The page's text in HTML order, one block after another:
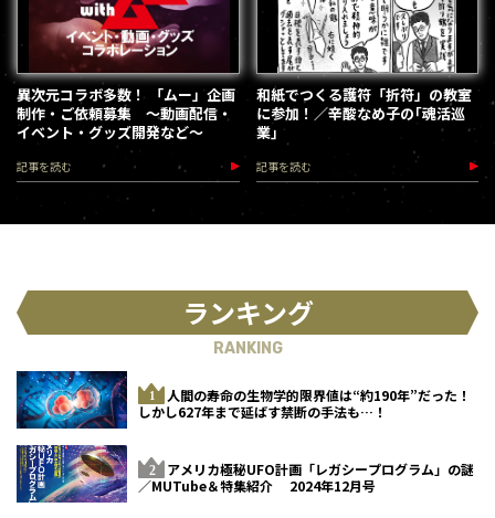
異次元コラボ多数！ 「ムー」企画
制作・ご依頼募集 ～動画配信・
イベント・グッズ開発など～
記事を読む
和紙でつくる護符「折符」の教室
に参加！／辛酸なめ子の｢魂活巡
業｣
記事を読む
ランキング
RANKING
人間の寿命の生物学的限界値は“約190年”だった！
しかし627年まで延ばす禁断の手法も…！
アメリカ極秘UFO計画「レガシープログラム」の謎
／MUTube＆特集紹介 2024年12月号